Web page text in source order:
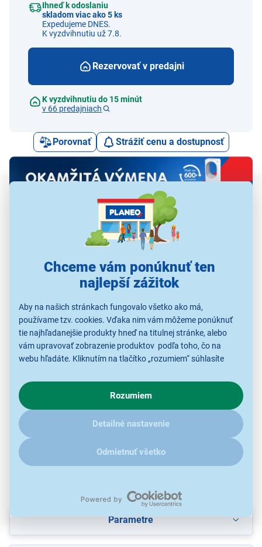
Chceme vám ponúknuť ten
najlepší zážitok
Aby na našich stránkach fungovalo všetko ako má,
používame tzv. cookies. Vďaka nim vám môžeme ponúknuť
tie najhľadanejšie produkty hneď na titulnej stránke, alebo
vám upravovať zobrazenie produktov podľa toho, čo na
webu hľadáte. Kliknutím na tlačítko „rozumiem“ súhlasíte
o chovaní na webe pre zobrazovaní cielených reklám.
V prípade že vás zaujímajú detaily, ako u nás s cookies a
ďalšími údaji pracujeme, kliknitesem.
Rozumiem
Detailné nastavenie
Odmietnuť všetko
Ihneď k odoslaniu
skladom viac ako 5 ks
Expedujeme DNES.
K vyzdvihnutiu už 7.8.
Rezervovať v predajni
K vyzdvihnutiu do 15 minút
v 66 predajniach
Porovnať Strážiť cenu a dostupnosť
Lamart LT4044
Branche 420 ml
Nerezové termosky
Lamart LT4081 Flux 1,9
l
Lamart LT4045
Branche 420 ml
Nerezové termosky
Parametre